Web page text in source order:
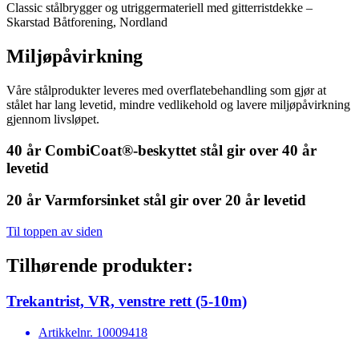
Classic stålbrygger og utriggermateriell med gitterristdekke –
Skarstad Båtforening, Nordland
Miljøpåvirkning
Våre stålprodukter leveres med overflatebehandling som gjør at
stålet har lang levetid, mindre vedlikehold og lavere miljøpåvirkning
gjennom livsløpet.
40 år CombiCoat®-beskyttet stål gir over 40 år
levetid
20 år Varmforsinket stål gir over 20 år levetid
Til toppen av siden
Tilhørende produkter:
Trekantrist, VR, venstre rett (5-10m)
Artikkelnr. 10009418